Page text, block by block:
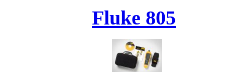
Fluke 805